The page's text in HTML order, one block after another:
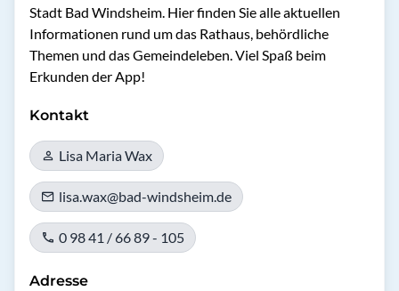
Stadt Bad Windsheim. Hier finden Sie alle aktuellen
Informationen rund um das Rathaus, behördliche
Themen und das Gemeindeleben. Viel Spaß beim
Erkunden der App!
Kontakt
Lisa Maria Wax
lisa.wax@bad-windsheim.de
0 98 41 / 66 89 - 105
Adresse